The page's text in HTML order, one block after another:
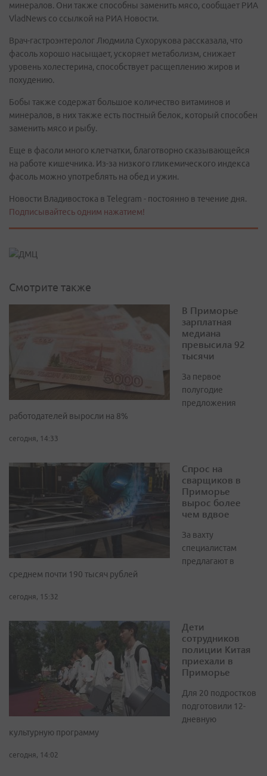
минералов. Они также способны заменить мясо, сообщает РИА
VladNews со ссылкой на РИА Новости.
Врач-гастроэнтеролог Людмила Сухорукова рассказала, что
фасоль хорошо насыщает, ускоряет метаболизм, снижает
уровень холестерина, способствует расщеплению жиров и
похудению.
Бобы также содержат большое количество витаминов и
минералов, в них также есть постный белок, который способен
заменить мясо и рыбу.
Еще в фасоли много клетчатки, благотворно сказывающейся
на работе кишечника. Из-за низкого гликемического индекса
фасоль можно употреблять на обед и ужин.
Новости Владивостока в Telegram - постоянно в течение дня.
Подписывайтесь одним нажатием!
Смотрите также
В Приморье
зарплатная
медиана
превысила 92
тысячи
За первое
полугодие
предложения
работодателей выросли на 8%
сегодня, 14:33
Спрос на
сварщиков в
Приморье
вырос более
чем вдвое
За вахту
специалистам
предлагают в
среднем почти 190 тысяч рублей
сегодня, 15:32
Дети
сотрудников
полиции Китая
приехали в
Приморье
Для 20 подростков
подготовили 12-
дневную
культурную программу
сегодня, 14:02